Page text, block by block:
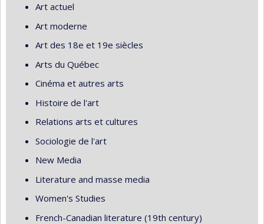
Art actuel
Art moderne
Art des 18e et 19e siècles
Arts du Québec
Cinéma et autres arts
Histoire de l'art
Relations arts et cultures
Sociologie de l'art
New Media
Literature and masse media
Women's Studies
French-Canadian literature (19th century)